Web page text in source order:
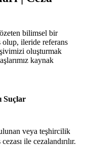
bilimsel bir
olup, ileride referans
oluşturmak
kaynak
Suçlar
veya teşhircilik
ile cezalandırılır.